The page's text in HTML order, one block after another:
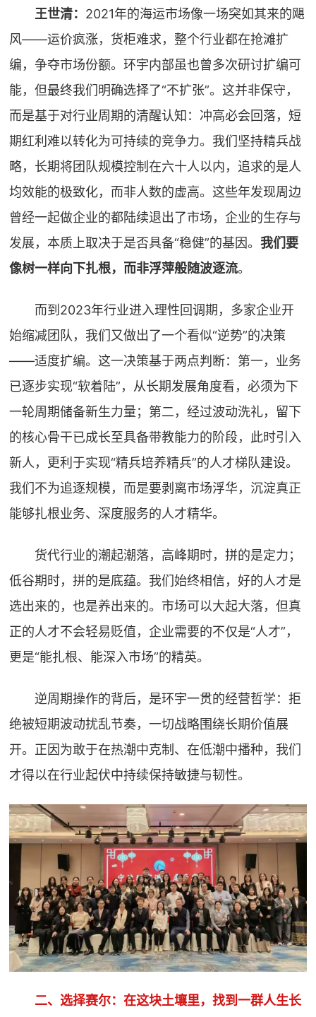
王世清： 2021年的海运市场像一场突如其来的飓
风——运价疯涨，货柜难求，整个行业都在抢滩扩
编，争夺市场份额。环宇内部虽也曾多次研讨扩编可
能，但最终我们明确选择了“不扩张”。这并非保守，
而是基于对行业周期的清醒认知：冲高必会回落，短
期红利难以转化为可持续的竞争力。我们坚持精兵战
略，长期将团队规模控制在六十人以内，追求的是人
均效能的极致化，而非人数的虚高。这些年发现周边
曾经一起做企业的都陆续退出了市场，企业的生存与
发展，本质上取决于是否具备“稳健”的基因。我们要
像树一样向下扎根，而非浮萍般随波逐流。
而到2023年行业进入理性回调期，多家企业开
始缩减团队，我们又做出了一个看似“逆势”的决策
——适度扩编。这一决策基于两点判断：第一，业务
已逐步实现“软着陆”，从长期发展角度看，必须为下
一轮周期储备新生力量；第二，经过波动洗礼，留下
的核心骨干已成长至具备带教能力的阶段，此时引入
新人，更利于实现“精兵培养精兵”的人才梯队建设。
我们不为追逐规模，而是要剥离市场浮华，沉淀真正
能够扎根业务、深度服务的人才精华。
货代行业的潮起潮落，高峰期时，拼的是定力；
低谷期时，拼的是底蕴。我们始终相信，好的人才是
选出来的，也是养出来的。市场可以大起大落，但真
正的人才不会轻易贬值，企业需要的不仅是“人才”，
更是“能扎根、能深入市场”的精英。
逆周期操作的背后，是环宇一贯的经营哲学：拒
绝被短期波动扰乱节奏，一切战略围绕长期价值展
开。正因为敢于在热潮中克制、在低潮中播种，我们
才得以在行业起伏中持续保持敏捷与韧性。
二、选择赛尔：在这块土壤里，找到一群人生长